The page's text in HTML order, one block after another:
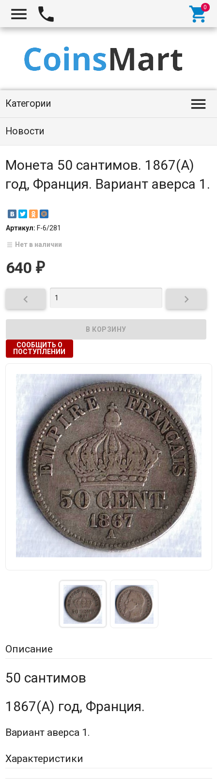
  
Категории 
Новости
Монета 50 сантимов. 1867(A)
год, Франция. Вариант аверса 1.
Артикул: F-6/281
Нет в наличии
640 ₽
 
СООБЩИТЬ О
ПОСТУПЛЕНИИ
Описание
50 сантимов
1867(A) год, Франция.
Вариант аверса 1.
Характеристики